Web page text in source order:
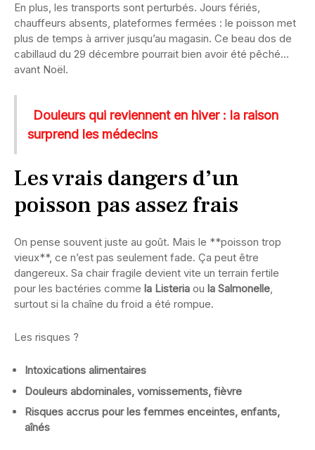
En plus, les transports sont perturbés. Jours fériés,
chauffeurs absents, plateformes fermées : le poisson met
plus de temps à arriver jusqu’au magasin. Ce beau dos de
cabillaud du 29 décembre pourrait bien avoir été pêché…
avant Noël.
Douleurs qui reviennent en hiver : la raison
surprend les médecins
Les vrais dangers d’un
poisson pas assez frais
On pense souvent juste au goût. Mais le **poisson trop
vieux**, ce n’est pas seulement fade. Ça peut être
dangereux. Sa chair fragile devient vite un terrain fertile
pour les bactéries comme la Listeria ou la Salmonelle,
surtout si la chaîne du froid a été rompue.
Les risques ?
Intoxications alimentaires
Douleurs abdominales, vomissements, fièvre
Risques accrus pour les femmes enceintes, enfants,
aînés